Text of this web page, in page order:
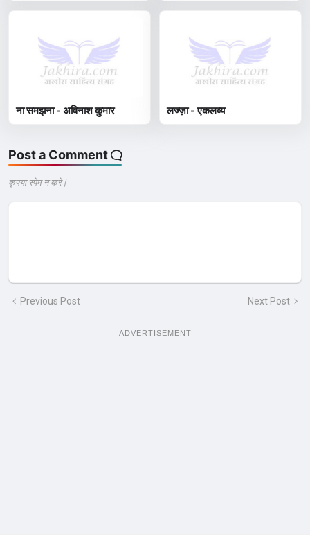
ना समझना - अविनाश कुमार लज्ज़ा - एकलव्य
Post a Comment
कृपया स्पेम न करे |
Previous Post Next Post
ADVERTISEMENT